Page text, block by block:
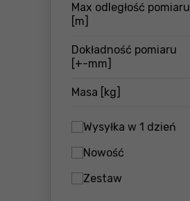
Max odległość pomiaru
[m]
Dokładność pomiaru
[+-mm]
Masa [kg]
Wysyłka w 1 dzień
Nowość
Zestaw